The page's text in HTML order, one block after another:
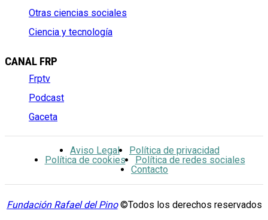
Otras ciencias sociales
Ciencia y tecnología
CANAL FRP
Frptv
Podcast
Gaceta
Aviso Legal
Política de privacidad
Política de cookies
Política de redes sociales
Contacto
Fundación Rafael del Pino©Todos los derechos reservados